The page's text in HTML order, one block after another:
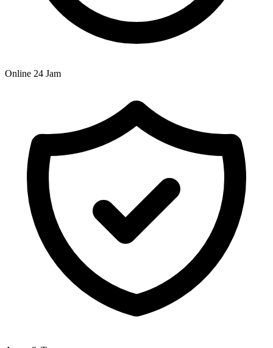
Online 24 Jam